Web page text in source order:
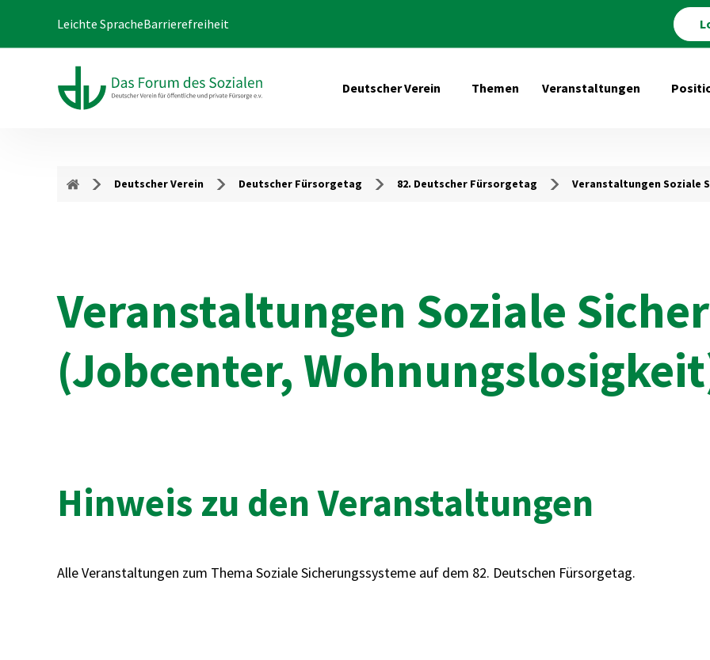
Leichte SpracheBarrierefreiheit
Deutscher Verein Themen Veranstaltungen
Deutscher Verein Deutscher Fürsorgetag 82. Deutscher Fürsorgetag Veranstaltungen Soziale
Veranstaltungen Soziale
(Jobcenter,
Hinweis zu den Veranstaltungen
Alle Veranstaltungen zum Thema Soziale Sicherungssysteme auf dem 82. Deutschen Fürsorgetag.